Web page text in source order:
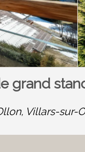
grand
Villars-sur-